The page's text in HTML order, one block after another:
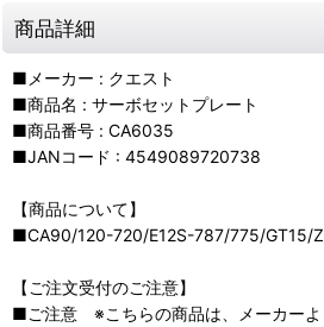
商品詳細
■メーカー : クエスト
■商品名 : サーボセットプレート
■商品番号 : CA6035
■JANコード : 4549089720738
【商品について】
■CA90/120-720/E12S-787/775/GT15/
【ご注文受付のご注意】
■ご注意 ※こちらの商品は、メーカーよ